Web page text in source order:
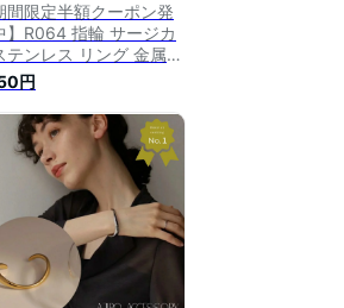
間限定半額クーポン発
】R064 指輪 サージカ
テンレス リング 金属ア
ギー対応 スリムリング
ルド シルバー 華奢 高
上品 高級感 付けっぱ
シンプル おしゃれ 女
ディース 人気 ジュエ
高レビュー 6wx
円